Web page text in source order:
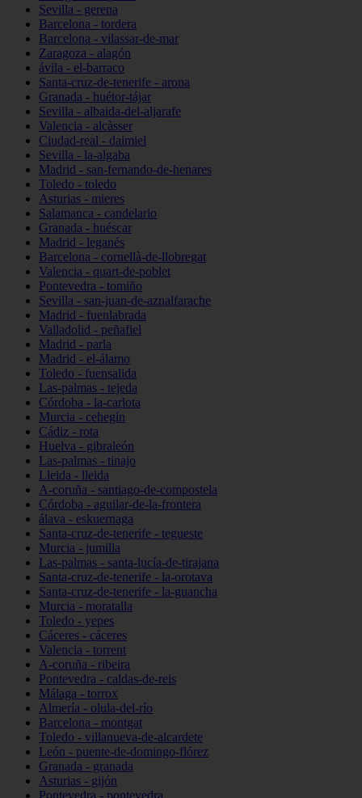
Sevilla - gerena
Barcelona - tordera
Barcelona - vilassar-de-mar
Zaragoza - alagón
ávila - el-barraco
Santa-cruz-de-tenerife - arona
Granada - huétor-tájar
Sevilla - albaida-del-aljarafe
Valencia - alcàsser
Ciudad-real - daimiel
Sevilla - la-algaba
Madrid - san-fernando-de-henares
Toledo - toledo
Asturias - mieres
Salamanca - candelario
Granada - huéscar
Madrid - leganés
Barcelona - cornellà-de-llobregat
Valencia - quart-de-poblet
Pontevedra - tomiño
Sevilla - san-juan-de-aznalfarache
Madrid - fuenlabrada
Valladolid - peñafiel
Madrid - parla
Madrid - el-álamo
Toledo - fuensalida
Las-palmas - tejeda
Córdoba - la-carlota
Murcia - cehegín
Cádiz - rota
Huelva - gibraleón
Las-palmas - tinajo
Lleida - lleida
A-coruña - santiago-de-compostela
Córdoba - aguilar-de-la-frontera
álava - eskuernaga
Santa-cruz-de-tenerife - tegueste
Murcia - jumilla
Las-palmas - santa-lucía-de-tirajana
Santa-cruz-de-tenerife - la-orotava
Santa-cruz-de-tenerife - la-guancha
Murcia - moratalla
Toledo - yepes
Cáceres - cáceres
Valencia - torrent
A-coruña - ribeira
Pontevedra - caldas-de-reis
Málaga - torrox
Almería - olula-del-río
Barcelona - montgat
Toledo - villanueva-de-alcardete
León - puente-de-domingo-flórez
Granada - granada
Asturias - gijón
Pontevedra - pontevedra